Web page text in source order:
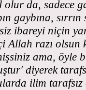
olur da, sadece
gaybına,
ibareyi niçin
Allah razı olsun
ama, öyle
diyerek
ilim